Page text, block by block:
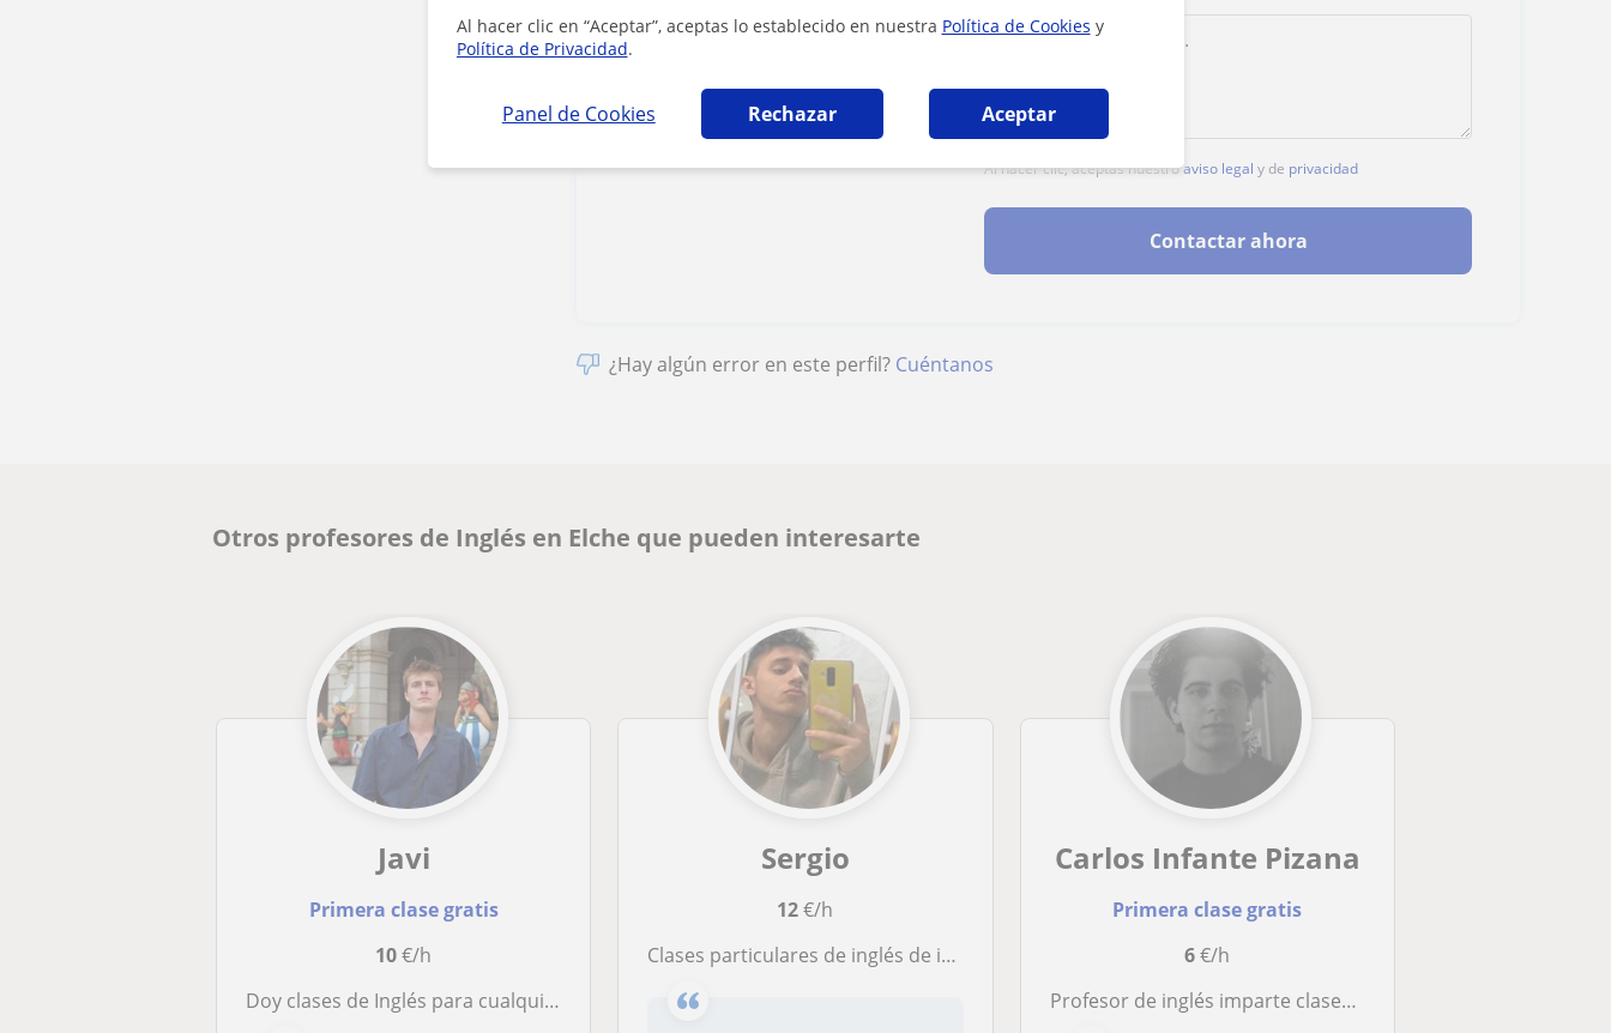
Al hacer clic en “Aceptar”, aceptas lo establecido en nuestra Política de Cookies y
Política de Privacidad.
Panel de Cookies Rechazar Aceptar
Al hacer clic, aceptas nuestroaviso legal y de privacidad
Contactar ahora
¿Hay algún error en este perfil? Cuéntanos
Otros profesores de Inglés en Elche que pueden interesarte
Javi
Primera clase gratis
10€/h
Doy clases de Inglés para cualquier nivel. Dinámicas y didácticas
Sergio
12€/h
Clases particulares de inglés de infantil hasta 2° de ESO
Carlos Infante Pizana
Primera clase gratis
6€/h
Profesor de inglés imparte clases de inglés a estudiantes de todas las edades